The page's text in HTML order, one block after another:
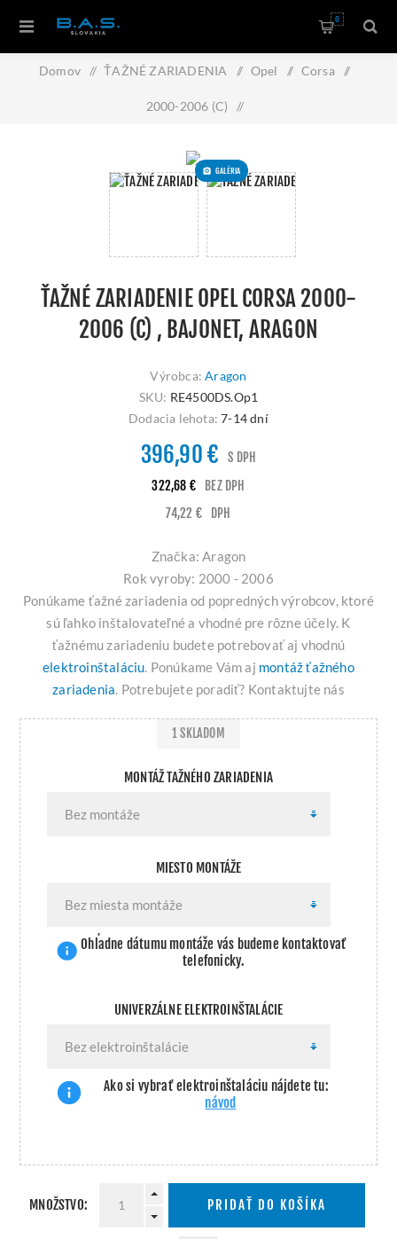
0
Domov / ŤAŽNÉ ZARIADENIA / Opel / Corsa /
2000-2006 (C) /
GALÉRIA
ŤAŽNÉ ZARIADENIE OPEL CORSA 2000-
2006 (C) , BAJONET, ARAGON
Výrobca: Aragon
SKU: RE4500DS.Op1
Dodacia lehota: 7-14 dní
396,90 €
S DPH
322,68 €
BEZ DPH
74,22 €
DPH
Značka: Aragon
Rok vyroby: 2000 - 2006
Ponúkame ťažné zariadenia od popredných výrobcov, ktoré
sú ľahko inštalovateľné a vhodné pre rôzne účely. K
ťažnému zariadeniu budete potrebovať aj vhodnú
elektroinštaláciu. Ponúkame Vám aj montáž ťažného
zariadenia. Potrebujete poradiť? Kontaktujte nás
MONTÁŽ TAŽNÉHO ZARIADENIA
MIESTO MONTÁŽE
Ohľadne dátumu montáže vás budeme kontaktovať
telefonicky.
UNIVERZÁLNE ELEKTROINŠTALÁCIE
Ako si vybrať elektroinštaláciu nájdete tu:
návod
1 SKLADOM
MNOŽSTVO: PRIDAŤ DO KOŠÍKA